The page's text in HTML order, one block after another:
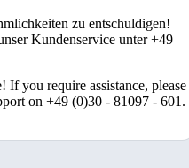
zu entschuldigen!
Kundenservice unter +49
If you require assistance, please
on +49 (0)30 - 81097 - 601.